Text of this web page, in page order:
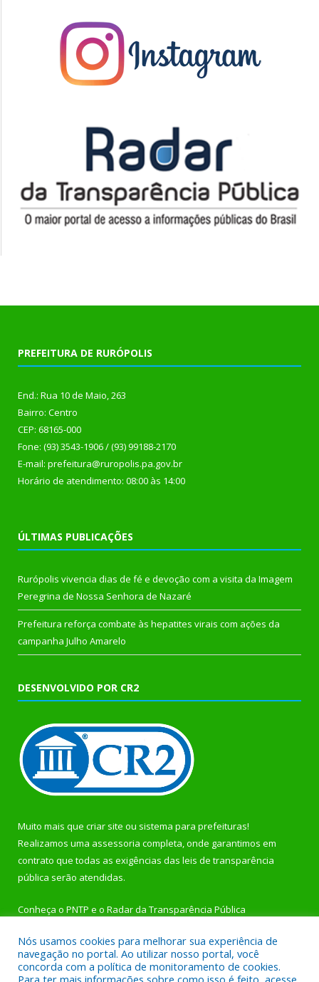
PREFEITURA DE RURÓPOLIS
End.: Rua 10 de Maio, 263
Bairro: Centro
CEP: 68165-000
Fone: (93) 3543-1906 / (93) 99188-2170
E-mail: prefeitura@ruropolis.pa.gov.br
Horário de atendimento: 08:00 às 14:00
ÚLTIMAS PUBLICAÇÕES
Rurópolis vivencia dias de fé e devoção com a visita da Imagem
Peregrina de Nossa Senhora de Nazaré
Prefeitura reforça combate às hepatites virais com ações da
campanha Julho Amarelo
DESENVOLVIDO POR CR2
Muito mais que criar site ou sistema para prefeituras!
Realizamos uma assessoria completa, onde garantimos em
contrato que todas as exigências das leis de transparência
pública serão atendidas.
Conheça o PNTP e o Radar da Transparência Pública
Nós usamos cookies para melhorar sua experiência de
navegação no portal. Ao utilizar nosso portal, você
concorda com a política de monitoramento de cookies.
Para ter mais informações sobre como isso é feito, acesse